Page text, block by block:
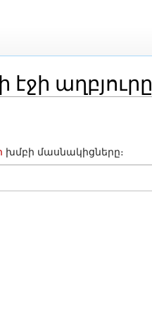
աղբյուրը
խմբի մասնակիցները։